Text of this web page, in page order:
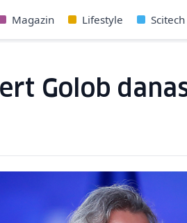
Magazin Lifestyle Scitech
Golob